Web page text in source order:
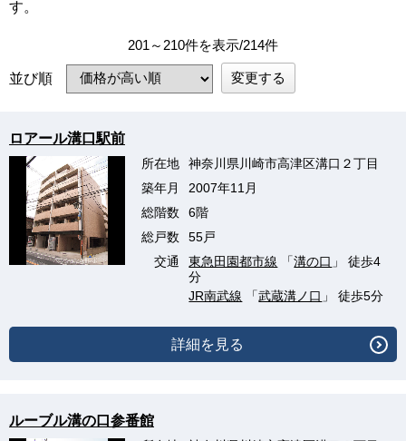
す。
201～210件を表示/214件
並び順 変更する
ロアール溝口駅前
所在地
神奈川県川崎市高津区溝口２丁目
築年月
2007年11月
総階数
6階
総戸数
55戸
交通
東急田園都市線 「溝の口 」 徒歩4
分
JR南武線 「武蔵溝ノ口 」 徒歩5分
詳細を見る
ルーブル溝の口参番館